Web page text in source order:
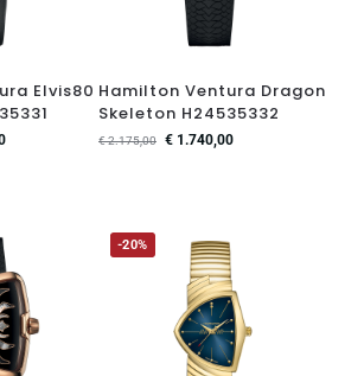
Elvis80 Hamilton Ventura Dragon
Skeleton H24535332
€2.175,00 € 1.740,00
-20%